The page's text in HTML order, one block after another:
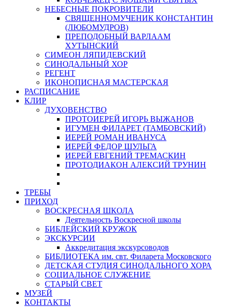
НЕБЕСНЫЕ ПОКРОВИТЕЛИ
СВЯЩЕННОМУЧЕНИК КОНСТАНТИН
(ЛЮБОМУДРОВ)
ПРЕПОДОБНЫЙ ВАРЛААМ
ХУТЫНСКИЙ
СИМЕОН ЛЯПИДЕВСКИЙ
СИНОДАЛЬНЫЙ ХОР
РЕГЕНТ
ИКОНОПИСНАЯ МАСТЕРСКАЯ
РАСПИСАНИЕ
КЛИР
ДУХОВЕНСТВО
ПРОТОИЕРЕЙ ИГОРЬ ВЫЖАНОВ
ИГУМЕН ФИЛАРЕТ (ТАМБОВСКИЙ)
ИЕРЕЙ РОМАН ИВАНУСА
ИЕРЕЙ ФЕДОР ШУЛЬГА
ИЕРЕЙ ЕВГЕНИЙ ТРЕМАСКИН
ПРОТОДИАКОН АЛЕКСИЙ ТРУНИН
ТРЕБЫ
ПРИХОД
ВОСКРЕСНАЯ ШКОЛА
Деятельность Воскресной школы
БИБЛЕЙСКИЙ КРУЖОК
ЭКСКУРСИИ
Аккредитация экскурсоводов
БИБЛИОТЕКА им. свт. Филарета Московского
ДЕТСКАЯ СТУДИЯ СИНОДАЛЬНОГО ХОРА
СОЦИАЛЬНОЕ СЛУЖЕНИЕ
СТАРЫЙ СВЕТ
МУЗЕЙ
КОНТАКТЫ